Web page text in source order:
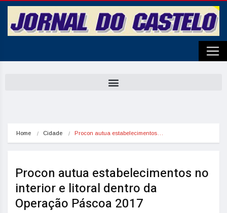
Home Cidade Procon autua estabelecimentos…
Procon autua estabelecimentos no
interior e litoral dentro da
Operação Páscoa 2017